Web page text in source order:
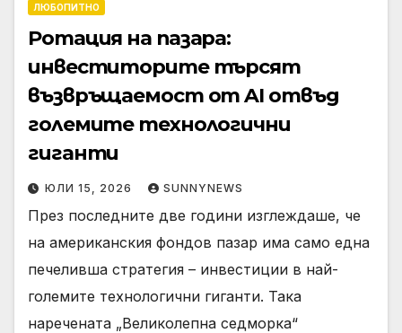
ЛЮБОПИТНО
Ротация на пазара:
инвеститорите търсят
възвръщаемост от AI отвъд
големите технологични
гиганти
ЮЛИ 15, 2026 SUNNYNEWS
През последните две години изглеждаше, че
на американския фондов пазар има само една
печеливша стратегия – инвестиции в най-
големите технологични гиганти. Така
наречената „Великолепна седморка“